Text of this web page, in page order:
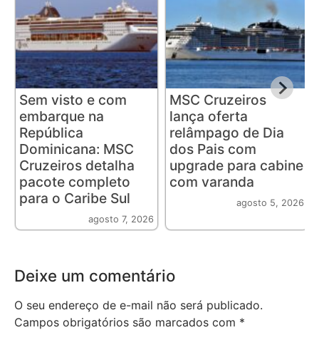
Sem visto e com
embarque na
República
Dominicana: MSC
Cruzeiros detalha
pacote completo
para o Caribe Sul
agosto 7, 2026
MSC Cruzeiros
lança oferta
relâmpago de Dia
dos Pais com
upgrade para cabine
com varanda
agosto 5, 2026
Deixe um comentário
O seu endereço de e-mail não será publicado.
Campos obrigatórios são marcados com *